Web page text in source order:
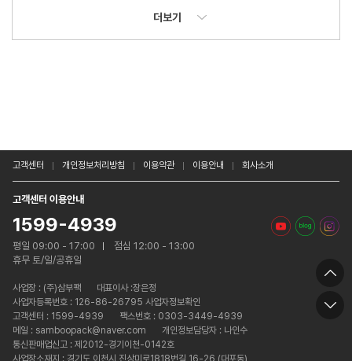
더보기
고객센터 개인정보처리방침 이용약관 이용안내 회사소개
고객센터 이용안내
1599-4939
평일 09:00 - 17:00
점심 12:00 - 13:00
휴무 토/일/공휴일
사업장 : (주)삼부팩
대표이사 :장은정
사업자등록번호 : 126-86-26795 사업자정보확인
고객센터 : 1599-4939
팩스번호 : 0303-3449-4939
메일 : samboopack@naver.com
개인정보담당자 : 나인수
통신판매업신고 : 제2012-경기이천-0142호